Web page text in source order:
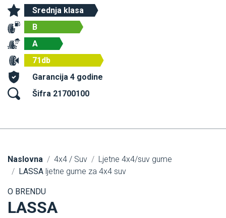
Srednja klasa
B
A
71db
Garancija 4 godine
Šifra 21700100
Naslovna 4x4 / Suv
Ljetne 4x4/suv gume
LASSA ljetne gume za 4x4 suv
O BRENDU
LASSA